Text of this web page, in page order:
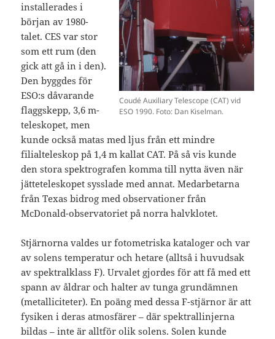
Coudé Auxiliary Telescope (CAT) vid
ESO 1990. Foto: Dan Kiselman.
installerades i
början av 1980-
talet. CES var stor
som ett rum (den
gick att gå in i den).
Den byggdes för
ESO:s dåvarande
flaggskepp, 3,6 m-
teleskopet, men
kunde också matas med ljus från ett mindre
filialteleskop på 1,4 m kallat CAT. På så vis kunde
den stora spektrografen komma till nytta även när
jätteteleskopet sysslade med annat. Medarbetarna
från Texas bidrog med observationer från
McDonald-observatoriet på norra halvklotet.
Stjärnorna valdes ur fotometriska kataloger och var
av solens temperatur och hetare (alltså i huvudsak
av spektralklass F). Urvalet gjordes för att få med ett
spann av åldrar och halter av tunga grundämnen
(metalliciteter). En poäng med dessa F-stjärnor är att
fysiken i deras atmosfärer – där spektrallinjerna
bildas – inte är alltför olik solens. Solen kunde